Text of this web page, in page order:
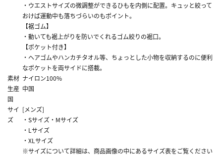
・ウエストサイズの微調整ができるひもを内側に配置。キュッと絞って
おけば運動中も落ちづらいのもポイント。
【裾ゴム】
・動いても裾上がりを防いでくれるゴム絞りの裾口。
【ポケット付き】
・ヘアゴムやハンカチタオル等、ちょっとした小物を収納するのに便利
なポケットを両サイドに搭載。
素材 ナイロン100%
生産
国
中国
サイ
ズ
[メンズ]
・Sサイズ・Mサイズ
・Lサイズ
・XLサイズ
※サイズについて詳細は、商品画像の中にあるサイズ表をご覧ください